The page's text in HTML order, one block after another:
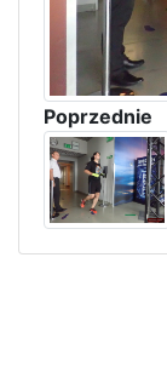
Poprzednie